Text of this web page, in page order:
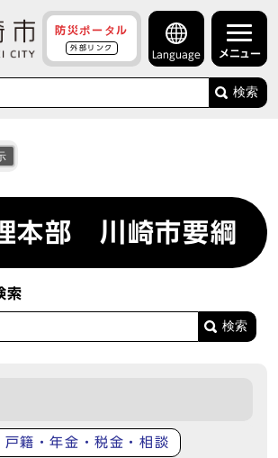
防災ポータル
外部リンク
Language メニュー
検索
本部 川崎市要綱
索
戸籍・年金・税金・相談